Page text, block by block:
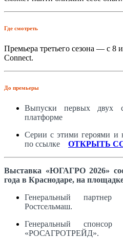
Где смотреть
Премьера третьего сезона — с 8
Connect.
До премьеры
Выпуски первых двух
платформе
Серии с этими героями и
по ссылке
ОТКРЫТЬ
Выставка «ЮГАГРО 2026»
года в Краснодаре, на
Генеральный
Ростсельмаш.
Генеральный
«РОСАГРОТРЕЙД».